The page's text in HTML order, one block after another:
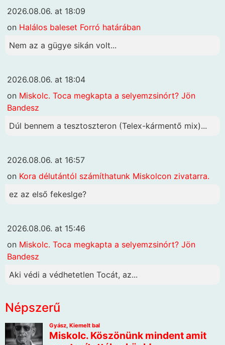
2026.08.06. at 18:09
on Halálos baleset Forró határában
Nem az a gügye sikán volt...
2026.08.06. at 18:04
on Miskolc. Toca megkapta a selyemzsinórt? Jön
Bandesz
Dúl bennem a tesztoszteron (Telex-kármentő mix)...
2026.08.06. at 16:57
on Kora délutántól számíthatunk Miskolcon zivatarra.
ez az első fekeslge?
2026.08.06. at 15:46
on Miskolc. Toca megkapta a selyemzsinórt? Jön
Bandesz
Aki védi a védhetetlen Tocát, az...
Népszerű